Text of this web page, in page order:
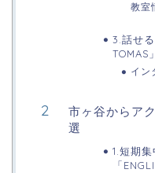
教室
3.話せ
TOMAS」
イン
市ヶ谷からア
選
1.短期
「